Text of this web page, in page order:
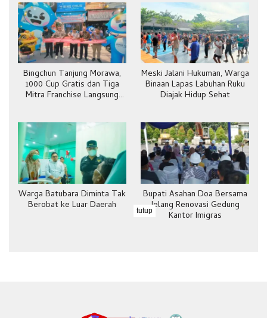
Bingchun Tanjung Morawa,
1000 Cup Gratis dan Tiga
Mitra Franchise Langsung
Meski Jalani Hukuman, Warga
Binaan Lapas Labuhan Ruku
Diajak Hidup Sehat
Warga Batubara Diminta Tak
Berobat ke Luar Daerah
Bupati Asahan Doa Bersama
Jelang Renovasi Gedung
Kantor Imigras
tutup